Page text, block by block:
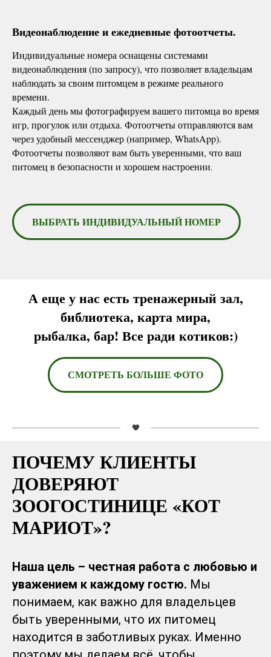
Видеонаблюдение и ежедневные фотоотчеты.
Индивидуальные номера оснащены системами
видеонаблюдения (по запросу), что позволяет владельцам
наблюдать за своим питомцем в режиме реального
времени.
Каждый день мы фотографируем вашего питомца во время
игр, прогулок или отдыха. Фотоотчеты отправляются вам
через удобный мессенджер (например, WhatsApp).
Фотоотчеты позволяют вам быть уверенными, что ваш
питомец в безопасности и хорошем настроении.
ВЫБРАТЬ ИНДИВИДУАЛЬНЫЙ НОМЕР
А еще у нас есть тренажерный зал,
библиотека, карта мира,
рыбалка, бар! Все ради котиков:)
СМОТРЕТЬ БОЛЬШЕ ФОТО
ПОЧЕМУ КЛИЕНТЫ
ДОВЕРЯЮТ
ЗООГОСТИНИЦЕ «КОТ
МАРИОТ»?
Наша цель – честная работа с любовью и
уважением к каждому гостю. Мы
понимаем, как важно для владельцев
быть уверенными, что их питомец
находится в заботливых руках. Именно